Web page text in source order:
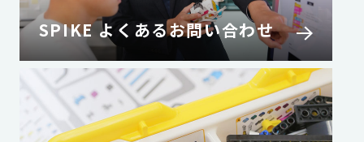
SPIKE よくあるお問い合わせ